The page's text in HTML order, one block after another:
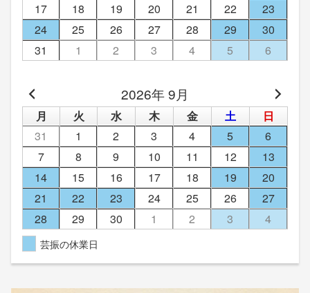
17
18 19 20 21 22
23
24
25 26 27 28 29
30
31
1 2 3 4 5 6
2026年 9月
月 火 水 木 金 土
日
31
1 2 3 4 5
6
7
8 9 10 11 12
13
14
15 16 17 18 19
20
21
22 23 24 25 26
27
28
29 30 1 2 3 4
芸振の休業日